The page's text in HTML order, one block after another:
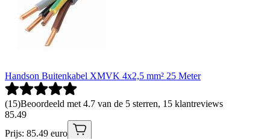
Handson Buitenkabel XMVK 4x2,5 mm² 25 Meter
(15)Beoordeeld met 4.7 van de 5 sterren, 15 klantreviews
85.49
Prijs: 85.49 euro